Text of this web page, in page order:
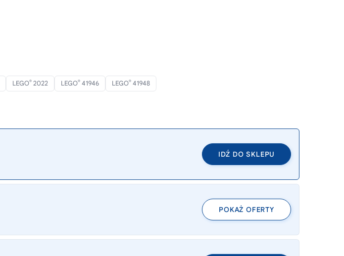
LEGO® 2022 LEGO® 41946 LEGO® 41948
IDŹ DO SKLEPU
POKAŻ OFERTY